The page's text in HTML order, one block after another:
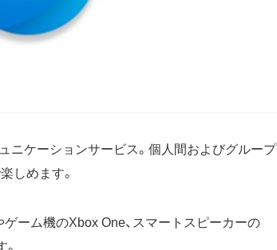
ニケーションサービス。個人間およびグループ
しめます。
ゲーム機のXbox One、スマートスピーカーの